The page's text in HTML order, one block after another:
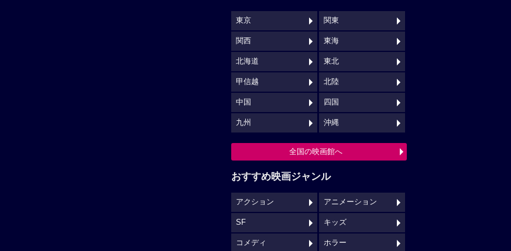
東京 関東
関西 東海
北海道 東北
甲信越 北陸
中国 四国
九州 沖縄
全国の映画館へ
おすすめ映画ジャンル
アクション アニメーション
SF キッズ
コメディ ホラー